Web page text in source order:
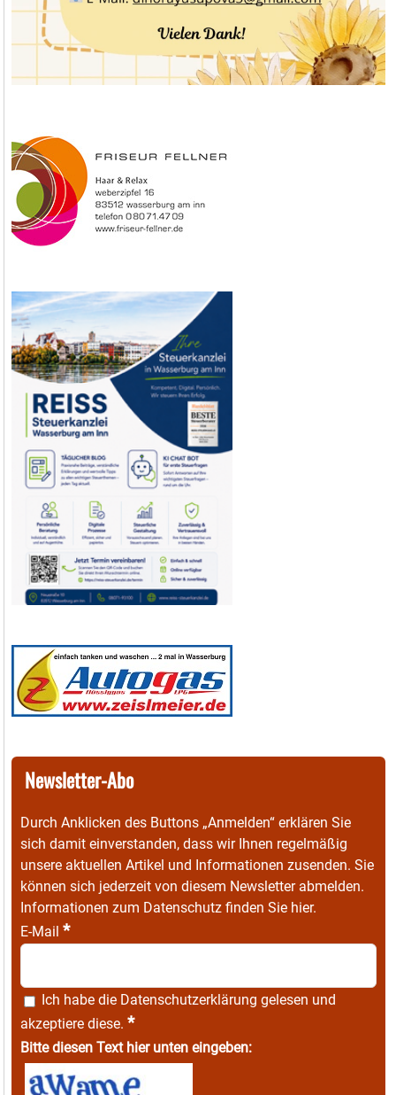
Newsletter-Abo
Durch Anklicken des Buttons „Anmelden“ erklären Sie
sich damit einverstanden, dass wir Ihnen regelmäßig
unsere aktuellen Artikel und Informationen zusenden. Sie
können sich jederzeit von diesem Newsletter abmelden.
Informationen zum Datenschutz finden Sie hier.
E-Mail *
Ich habe die Datenschutzerklärung gelesen und
akzeptiere diese. *
Bitte diesen Text hier unten eingeben: